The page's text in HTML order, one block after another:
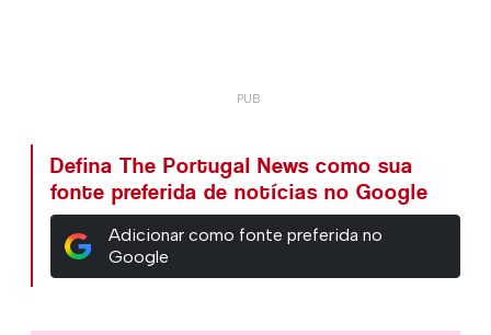
Defina The Portugal News como sua
fonte preferida de notícias no Google
Adicionar como fonte preferida no
Google